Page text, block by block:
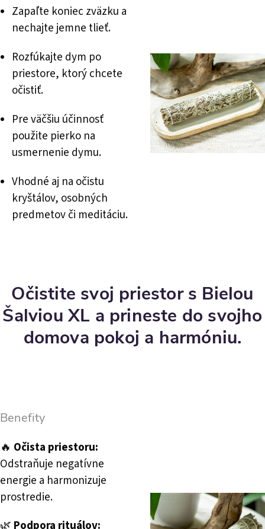
Zapaľte koniec zväzku a
nechajte jemne tlieť.
Rozfúkajte dym po
priestore, ktorý chcete
očistiť.
Pre väčšiu účinnosť
použite pierko na
usmernenie dymu.
Vhodné aj na očistu
kryštálov, osobných
predmetov či meditáciu.
Očistite svoj priestor s Bielou
Šalviou XL a prineste do svojho
domova pokoj a harmóniu.
Benefity
🔥 Očista priestoru:
Odstraňuje negatívne
energie a harmonizuje
prostredie.